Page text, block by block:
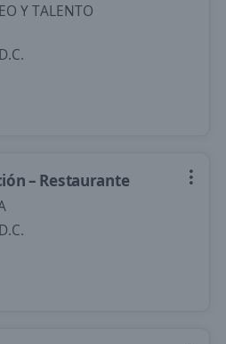
Y TALENTO
– Restaurante